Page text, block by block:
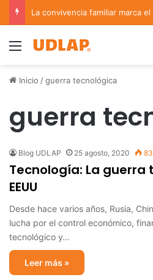
Menu
Inicio /guerra tecnológica
guerra
Blog UDLAP 25 agosto, 2020
Tecnología: La guerra
EEUU
Desde hace varios años, Rusia,
lucha por el control económico,
tecnológico y…
Leer más »